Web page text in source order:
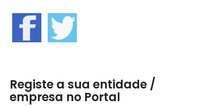
Registe a sua entidade /
empresa no Portal